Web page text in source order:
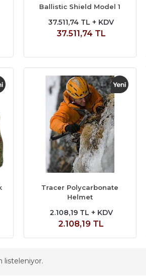
Ballistic Shield Model 1
37.511,74 TL + KDV
37.511,74 TL
Tracer Polycarbonate
Helmet
2.108,19 TL + KDV
2.108,19 TL
listeleniyor.